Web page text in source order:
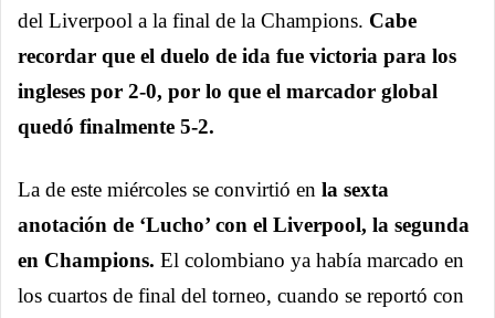
del Liverpool a la final de la Champions. Cabe
recordar que el duelo de ida fue victoria para los
ingleses por 2-0, por lo que el marcador global
quedó finalmente 5-2.
La de este miércoles se convirtió en la sexta
anotación de ‘Lucho’ con el Liverpool, la segunda
en Champions. El colombiano ya había marcado en
los cuartos de final del torneo, cuando se reportó con